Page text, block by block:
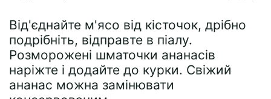
Від'єднайте м'ясо від кісточок, дрібно
подрібніть, відправте в піалу.
Розморожені шматочки ананасів
наріжте і додайте до курки. Свіжий
ананас можна замінювати